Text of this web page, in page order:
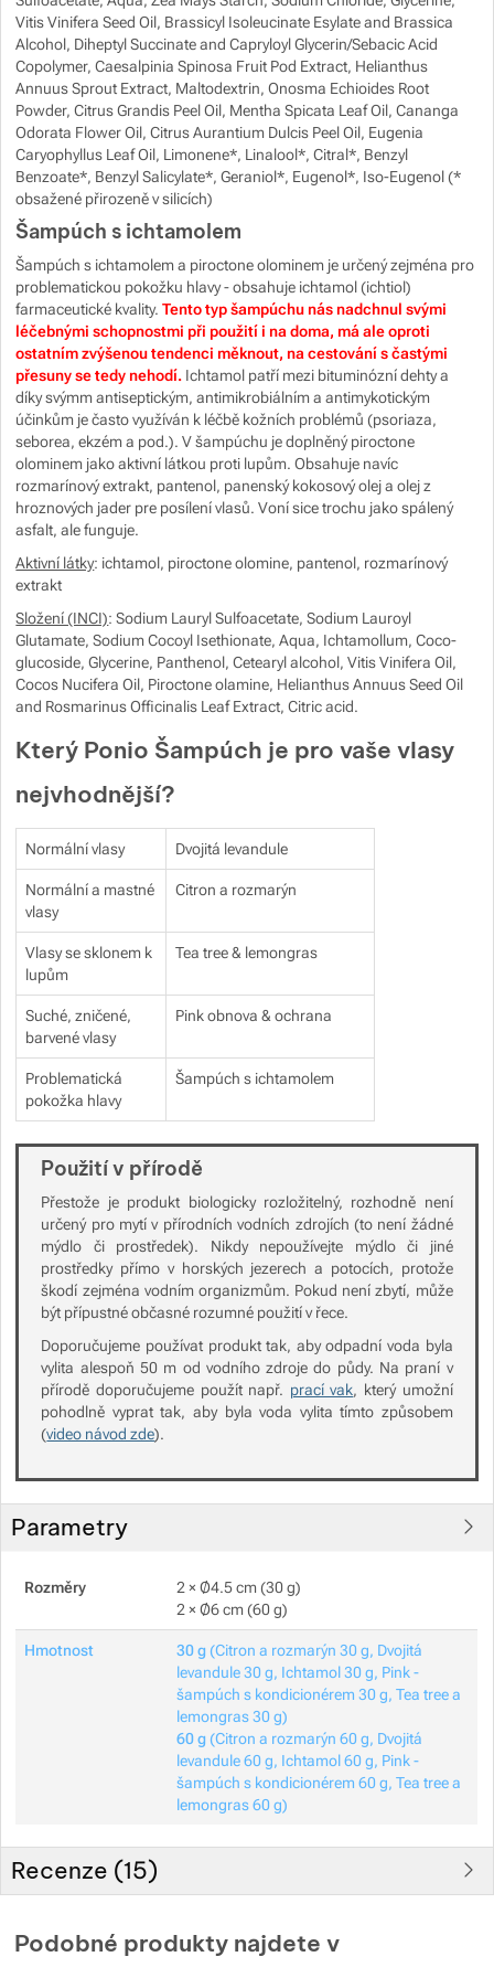
Vitis Vinifera Seed Oil, Brassicyl Isoleucinate Esylate and Brassica
Alcohol, Diheptyl Succinate and Capryloyl Glycerin/Sebacic Acid
Copolymer, Caesalpinia Spinosa Fruit Pod Extract, Helianthus
Annuus Sprout Extract, Maltodextrin, Onosma Echioides Root
Powder, Citrus Grandis Peel Oil, Mentha Spicata Leaf Oil, Cananga
Odorata Flower Oil, Citrus Aurantium Dulcis Peel Oil, Eugenia
Caryophyllus Leaf Oil, Limonene*, Linalool*, Citral*, Benzyl
Benzoate*, Benzyl Salicylate*, Geraniol*, Eugenol*, Iso-Eugenol (*
obsažené přirozeně v silicích)
Šampúch s ichtamolem
Šampúch s ichtamolem a piroctone olominem je určený zejména pro
problematickou pokožku hlavy - obsahuje ichtamol (ichtiol)
farmaceutické kvality.Tento typ šampúchu nás nadchnul svými
léčebnými schopnostmi při použití i na doma, má ale oproti
ostatním zvýšenou tendenci měknout, na cestování s častými
přesuny se tedy nehodí. Ichtamol patří mezi bituminózní dehty a
díky svýmm antiseptickým, antimikrobiálním a antimykotickým
účinkům je často využíván k léčbě kožních problémů (psoriaza,
seborea, ekzém a pod.). V šampúchu je doplněný piroctone
olominem jako aktivní látkou proti lupům. Obsahuje navíc
rozmarínový extrakt, pantenol, panenský kokosový olej a olej z
hroznových jader pre posílení vlasů. Voní sice trochu jako spálený
asfalt, ale funguje.
Aktivní látky: ichtamol, piroctone olomine, pantenol, rozmarínový
extrakt
Složení (INCI): Sodium Lauryl Sulfoacetate, Sodium Lauroyl
Glutamate, Sodium Cocoyl Isethionate, Aqua, Ichtamollum, Coco-
glucoside, Glycerine, Panthenol, Cetearyl alcohol, Vitis Vinifera Oil,
Cocos Nucifera Oil, Piroctone olamine, Helianthus Annuus Seed Oil
and Rosmarinus Officinalis Leaf Extract, Citric acid.
Který Ponio Šampúch je pro vaše vlasy
nejvhodnější?
Normální vlasy Dvojitá levandule
Normální a mastné
vlasy
Citron a rozmarýn
Vlasy se sklonem k
lupům
Tea tree & lemongras
Suché, zničené,
barvené vlasy
Pink obnova & ochrana
Problematická
pokožka hlavy
Šampúch s ichtamolem
Použití v přírodě
Přestože je produkt biologicky rozložitelný, rozhodně není
určený pro mytí v přírodních vodních zdrojích (to není žádné
mýdlo či prostředek). Nikdy nepoužívejte mýdlo či jiné
prostředky přímo v horských jezerech a potocích, protože
škodí zejména vodním organizmům. Pokud není zbytí, může
být přípustné občasné rozumné použití v řece.
Doporučujeme používat produkt tak, aby odpadní voda byla
vylita alespoň 50 m od vodního zdroje do půdy. Na praní v
přírodě doporučujeme použít např. prací vak, který umožní
pohodlně vyprat tak, aby byla voda vylita tímto způsobem
(video návod zde).
Parametry
Rozměry
2 × Ø4.5 cm (30 g)
2 × Ø6 cm (60 g)
Hmotnost 30 g (Citron a rozmarýn 30 g, Dvojitá
levandule 30 g, Ichtamol 30 g, Pink -
šampúch s kondicionérem 30 g, Tea tree a
lemongras 30 g)
60 g (Citron a rozmarýn 60 g, Dvojitá
levandule 60 g, Ichtamol 60 g, Pink -
šampúch s kondicionérem 60 g, Tea tree a
lemongras 60 g)
Recenze (15)
Podobné produkty najdete v